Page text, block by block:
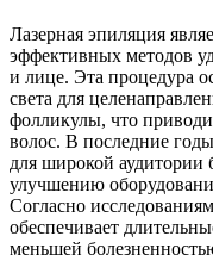
Лазерная эпиляция
эффективных методов
и лице. Эта процедура
света для
фолликулы, что
волос. В последние
для широкой аудитории
улучшению
Согласно
обеспечивает
меньшей